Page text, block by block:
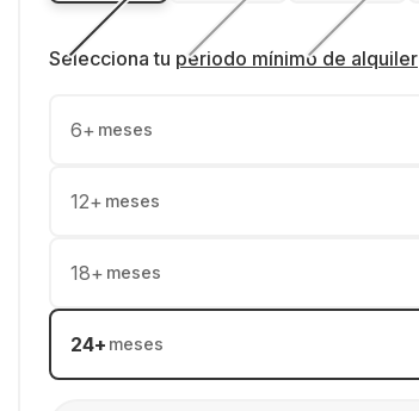
Selecciona tu periodo mínimo de alquiler
6+ meses
12+ meses
18+ meses
24+ meses